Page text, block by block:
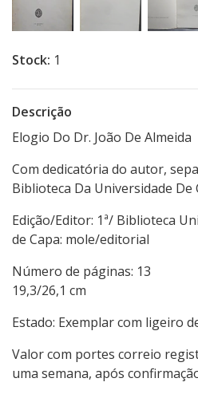
Stock: 1
Descrição
Elogio Do Dr. João De Almeida
Com dedicatória do autor,
Biblioteca Da Universidade De
Edição/Editor: 1ª/ Biblioteca
de Capa: mole/editorial
Número de
19,3/26,1 cm
Estado: Exemplar com ligeiro
Valor com portes correio
uma semana, após